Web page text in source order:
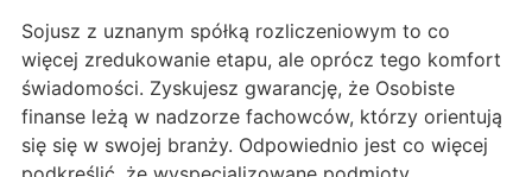
Sojusz z uznanym spółką rozliczeniowym to co
więcej zredukowanie etapu, ale oprócz tego komfort
świadomości. Zyskujesz gwarancję, że Osobiste
finanse leżą w nadzorze fachowców, którzy orientują
się się w swojej branży. Odpowiednio jest co więcej